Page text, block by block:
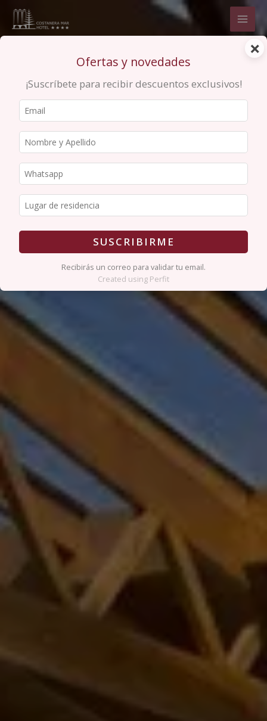
×
Ofertas y novedades
¡Suscríbete para recibir descuentos exclusivos!
SUSCRIBIRME
Recibirás un correo para validar tu email.
Created using Perfit